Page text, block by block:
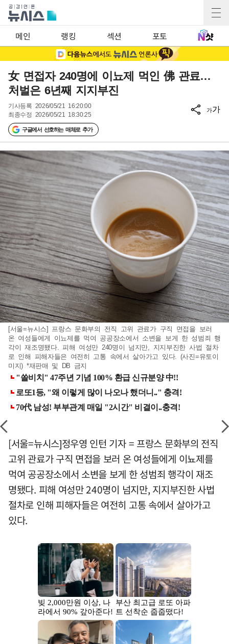
메인 랭킹 섹션 포토
女 면접자 240명에 이뇨제 먹인 佛 관료…
처벌은 6년째 지지부진
기사등록 2026/05/21 16:20:00
최종수정 2026/05/21 18:30:25
구글에서 선호하는 매체로 추가
가가
[서울=뉴시스] 프랑스 문화부의 전직 고위 관료가 구직 면접을 보러
온 여성들에게 이뇨제를 먹여 공공장소에서 소변을 보게 한 성범죄 행
각이 재조명됐다. 피해 여성만 240명이 넘지만, 지지부진한 사법 절차
로 인해 피해자들은 여전히 고통 속에서 살아가고 있다. (사진=유토이
미지) *재판매 및 DB 금지
[서울=뉴시스]정우영 인턴 기자 = 프랑스 문화부의 전직
고위 관료가 구직 면접을 보러 온 여성들에게 이뇨제를
먹여 공공장소에서 소변을 보게 한 성범죄 행각이 재조
명됐다. 피해 여성만 240명이 넘지만, 지지부진한 사법
절차로 인해 피해자들은 여전히 고통 속에서 살아가고
있다.